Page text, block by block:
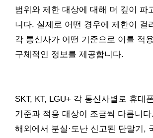
범위와 제한 대상에 대해 더 깊이 파
니다. 실제로 어떤 경우에 제한이 걸
각 통신사가 어떤 기준으로 이를 적
구체적인 정보를 제공합니다.
SKT, KT, LGU+ 각 통신사별로 휴대
기준과 적용 대상이 조금씩 다릅니
해외에서 분실·도난 신고된 단말기,